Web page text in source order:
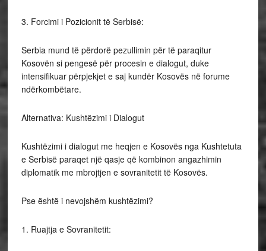
3. Forcimi i Pozicionit të Serbisë:
Serbia mund të përdorë pezullimin për të paraqitur
Kosovën si pengesë për procesin e dialogut, duke
intensifikuar përpjekjet e saj kundër Kosovës në forume
ndërkombëtare.
Alternativa: Kushtëzimi i Dialogut
Kushtëzimi i dialogut me heqjen e Kosovës nga Kushtetuta
e Serbisë paraqet një qasje që kombinon angazhimin
diplomatik me mbrojtjen e sovranitetit të Kosovës.
Pse është i nevojshëm kushtëzimi?
1. Ruajtja e Sovranitetit: